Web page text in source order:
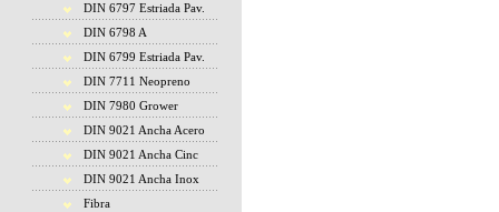
DIN 6797 Estriada Pav.
DIN 6798 A
DIN 6799 Estriada Pav.
DIN 7711 Neopreno
DIN 7980 Grower
DIN 9021 Ancha Acero
DIN 9021 Ancha Cinc
DIN 9021 Ancha Inox
Fibra